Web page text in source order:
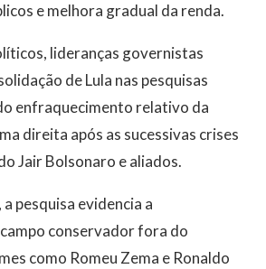
e melhora gradual da renda.
lideranças governistas
de Lula nas pesquisas
enfraquecimento relativo da
direita após as sucessivas crises
Jair Bolsonaro e aliados.
pesquisa evidencia a
conservador fora do
como Romeu Zema e Ronaldo